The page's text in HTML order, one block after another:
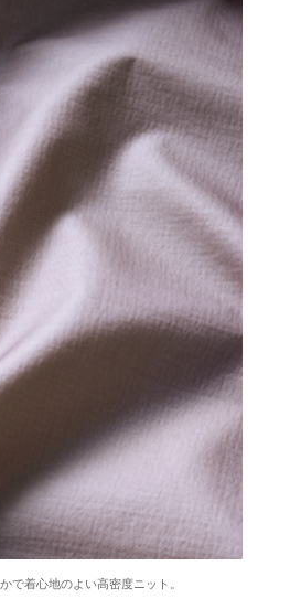
で着心地のよい高密度ニット。